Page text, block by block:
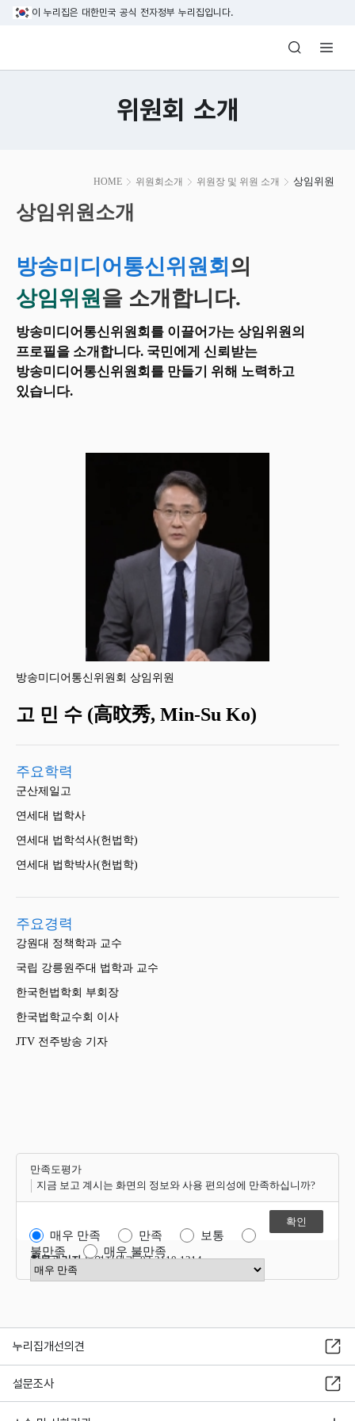
본문 바로가기
이 누리집은 대한민국 공식 전자정부 누리집입니다.
방송미디어통신위원회 Korea Media
위원회 소개
HOME 위원회소개 위원장 및 위원 소개 상임위원
시
작
상임위원소개
방송미디어통신위원회 의
상임위원을 소개합니다.
방송미디어통신위원회를 이끌어가는 상임위원의
프로필을 소개합니다. 국민에게 신뢰받는
방송미디어통신위원회를 만들기 위해 노력하고
있습니다.
방송미디어통신위원회 상임위원
고 민 수 (高旼秀, Min-Su Ko)
주요학력
군산제일고
연세대 법학사
연세대 법학석사(헌법학)
연세대 법학박사(헌법학)
주요경력
강원대 정책학과 교수
국립 강릉원주대 법학과 교수
한국헌법학회 부회장
한국법학교수회 이사
JTV 전주방송 기자
만족도평가
지금 보고 계시는 화면의 정보와 사용 편의성에 만족하십니까?
매우 만족 만족
보통
불만족
매우 불만족
만족도 점수 선택
항목관리자운영지원과 02-2110-1214
누리집개선의견
설문조사